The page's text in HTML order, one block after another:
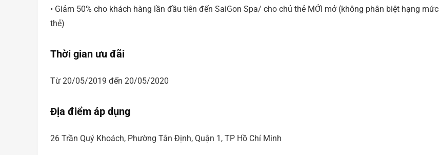
• Giảm 50% cho khách hàng lần đầu tiên đến SaiGon Spa/ cho chủ thẻ MỚI mở (không phân biệt hạng mức
thẻ)
Thời gian ưu đãi
Từ 20/05/2019 đến 20/05/2020
Địa điểm áp dụng
26 Trần Quý Khoách, Phường Tân Định, Quận 1, TP Hồ Chí Minh